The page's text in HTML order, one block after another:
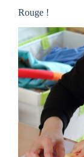
Rouge !